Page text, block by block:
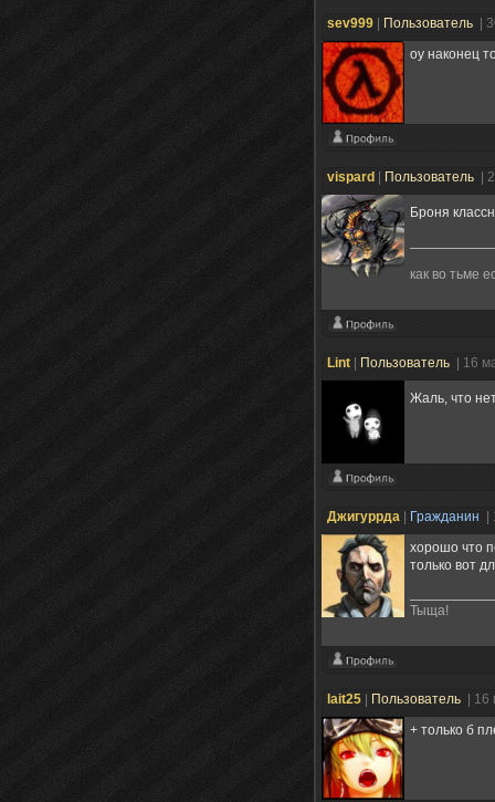
sev999 Пользователь
|
оу наконец
vispard Пользователь |
Броня
как во тьме
Lint Пользователь | 16
Жаль, что
Джигуррда Гражданин
хорошо что
только вот
Тыща!
lait25 Пользователь
|
+ только б